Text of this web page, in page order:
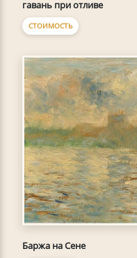
гавань при отливе
СТОИМОСТЬ
Баржа на Сене